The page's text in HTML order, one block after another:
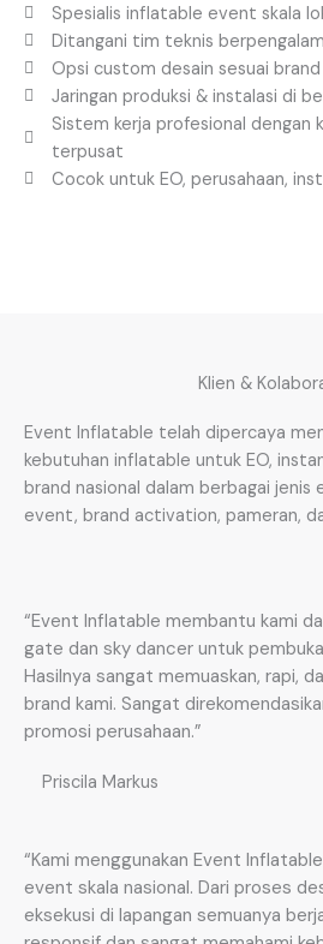
Spesialis inflatable event skala
Ditangani tim teknis
Opsi custom desain sesuai
Jaringan produksi & instalasi di
Sistem kerja profesional dengan
terpusat
Cocok untuk EO, perusahaan,
Klien &
Event Inflatable telah dipercaya
kebutuhan inflatable untuk EO,
brand nasional dalam berbagai
event, brand activation, pameran,
“Event Inflatable membantu kami
gate dan sky dancer untuk
Hasilnya sangat memuaskan, rapi,
brand kami. Sangat
promosi perusahaan.”
Priscila Markus
“Kami menggunakan Event
event skala nasional. Dari proses
eksekusi di lapangan semuanya